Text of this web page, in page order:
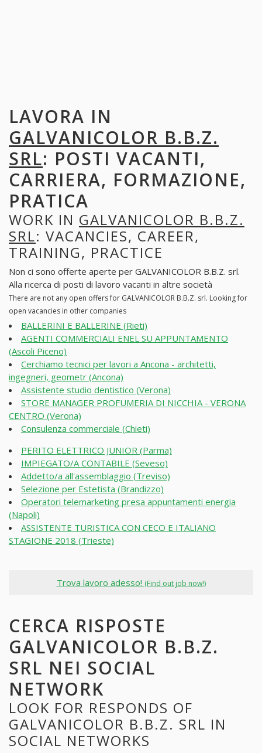
LAVORA IN
GALVANICOLOR B.B.Z.
SRL: POSTI VACANTI,
CARRIERA, FORMAZIONE,
PRATICA
WORK IN GALVANICOLOR B.B.Z.
SRL: VACANCIES, CAREER,
TRAINING, PRACTICE
Non ci sono offerte aperte per GALVANICOLOR B.B.Z. srl.
Alla ricerca di posti di lavoro vacanti in altre società
There are not any open offers for GALVANICOLOR B.B.Z. srl. Looking for
open vacancies in other companies
BALLERINI E BALLERINE (Rieti)
AGENTI COMMERCIALI ENEL SU APPUNTAMENTO
(Ascoli Piceno)
Cerchiamo tecnici per lavori a Ancona - architetti,
ingegneri, geometr (Ancona)
Assistente studio dentistico (Verona)
STORE MANAGER PROFUMERIA DI NICCHIA - VERONA
CENTRO (Verona)
Consulenza commerciale (Chieti)
PERITO ELETTRICO JUNIOR (Parma)
IMPIEGATO/A CONTABILE (Seveso)
Addetto/a all'assemblaggio (Treviso)
Selezione per Estetista (Brandizzo)
Operatori telemarketing presa appuntamenti energia
(Napoli)
ASSISTENTE TURISTICA CON CECO E ITALIANO
STAGIONE 2018 (Trieste)
Trova lavoro adesso! (Find out job now!)
CERCA RISPOSTE
GALVANICOLOR B.B.Z.
SRL NEI SOCIAL
NETWORK
LOOK FOR RESPONDS OF
GALVANICOLOR B.B.Z. SRL IN
SOCIAL NETWORKS